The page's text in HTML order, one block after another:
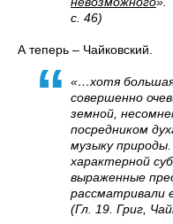
с. 46)
А теперь – Чайковский.
«…хотя
совершенно
земной,
посредником
музыку
характерной
выраженные
рассматривали
(Гл. 19. Григ,